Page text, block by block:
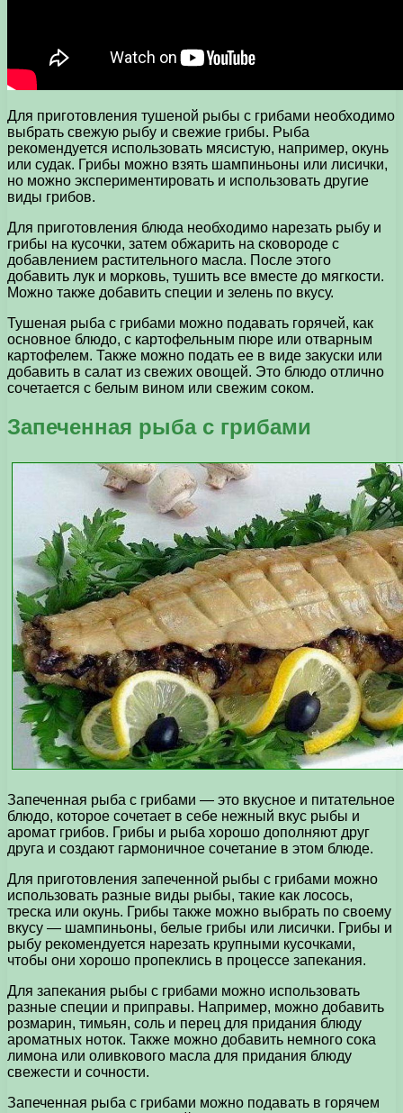
Для приготовления тушеной рыбы с грибами необходимо
выбрать свежую рыбу и свежие грибы. Рыба
рекомендуется использовать мясистую, например, окунь
или судак. Грибы можно взять шампиньоны или лисички,
но можно экспериментировать и использовать другие
виды грибов.
Для приготовления блюда необходимо нарезать рыбу и
грибы на кусочки, затем обжарить на сковороде с
добавлением растительного масла. После этого
добавить лук и морковь, тушить все вместе до мягкости.
Можно также добавить специи и зелень по вкусу.
Тушеная рыба с грибами можно подавать горячей, как
основное блюдо, с картофельным пюре или отварным
картофелем. Также можно подать ее в виде закуски или
добавить в салат из свежих овощей. Это блюдо отлично
сочетается с белым вином или свежим соком.
Запеченная рыба с грибами
Запеченная рыба с грибами — это вкусное и питательное
блюдо, которое сочетает в себе нежный вкус рыбы и
аромат грибов. Грибы и рыба хорошо дополняют друг
друга и создают гармоничное сочетание в этом блюде.
Для приготовления запеченной рыбы с грибами можно
использовать разные виды рыбы, такие как лосось,
треска или окунь. Грибы также можно выбрать по своему
вкусу — шампиньоны, белые грибы или лисички. Грибы и
рыбу рекомендуется нарезать крупными кусочками,
чтобы они хорошо пропеклись в процессе запекания.
Для запекания рыбы с грибами можно использовать
разные специи и приправы. Например, можно добавить
розмарин, тимьян, соль и перец для придания блюду
ароматных ноток. Также можно добавить немного сока
лимона или оливкового масла для придания блюду
свежести и сочности.
Запеченная рыба с грибами можно подавать в горячем